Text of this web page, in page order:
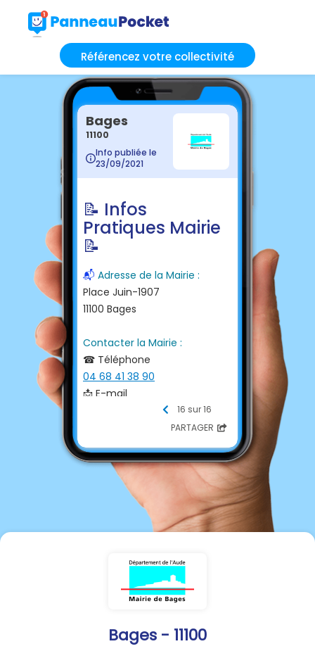
Référencez votre collectivité
Bages - 11100
Bages
11100
Info publiée le
23/09/2021
📝 Infos
Pratiques Mairie
📝
📬 Adresse de la Mairie :
Place Juin-1907
11100 Bages
Contacter la Mairie :
☎ Téléphone
04 68 41 38 90
📩 E-mail
http://www.bages.fr/
16 sur 16
PARTAGER